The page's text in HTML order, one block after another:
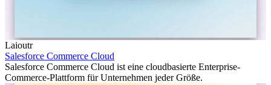
Laioutr
Salesforce Commerce Cloud
Salesforce Commerce Cloud ist eine cloudbasierte Enterprise-
Commerce-Plattform für Unternehmen jeder Größe.